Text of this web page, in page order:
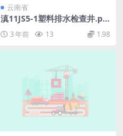
云南省
滇11JS5-1塑料排水检查井.pd
3 年前 13 1.98